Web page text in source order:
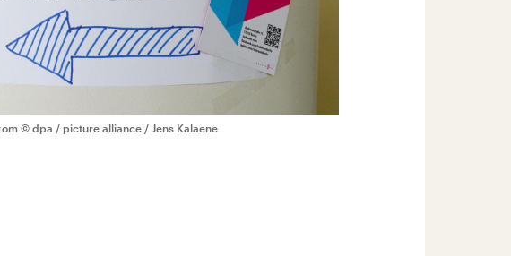
© dpa / picture alliance / Jens Kalaene